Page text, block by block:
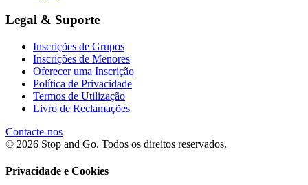
Legal & Suporte
Inscrições de Grupos
Inscrições de Menores
Oferecer uma Inscrição
Política de Privacidade
Termos de Utilização
Livro de Reclamações
Contacte-nos
© 2026 Stop and Go. Todos os direitos reservados.
Privacidade e Cookies